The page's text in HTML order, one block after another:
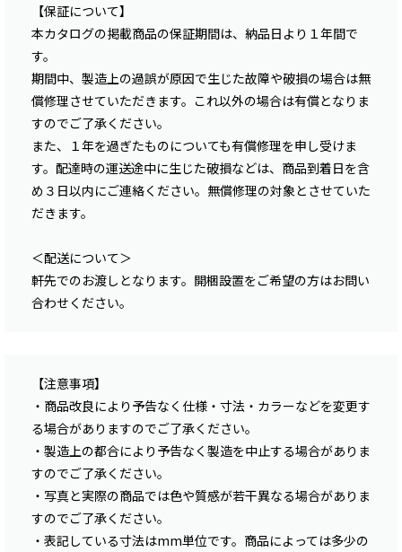
【保証について】
本カタログの掲載商品の保証期間は、納品日より１年間で
す。
期間中、製造上の過誤が原因で生じた故障や破損の場合は無
償修理させていただきます。これ以外の場合は有償となりま
すのでご了承ください。
また、１年を過ぎたものについても有償修理を申し受けま
す。配達時の運送途中に生じた破損などは、商品到着日を含
め３日以内にご連絡ください。無償修理の対象とさせていた
だきます。
＜配送について＞
軒先でのお渡しとなります。開梱設置をご希望の方はお問い
合わせください。
【注意事項】
・商品改良により予告なく仕様・寸法・カラーなどを変更す
る場合がありますのでご了承ください。
・製造上の都合により予告なく製造を中止する場合がありま
すのでご了承ください。
・写真と実際の商品では色や質感が若干異なる場合がありま
すのでご了承ください。
・表記している寸法はmm単位です。商品によっては多少の